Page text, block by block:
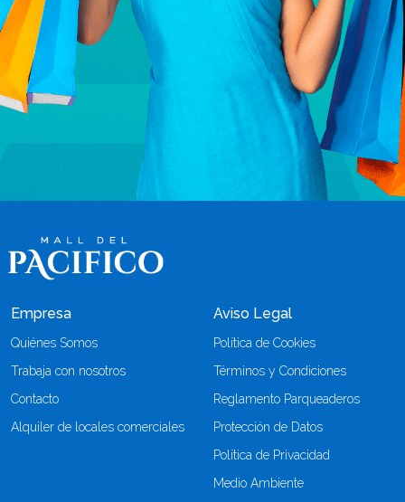
Empresa
Quiénes Somos
Trabaja con nosotros
Contacto
Alquiler de locales comerciales
Aviso Legal
Política de Cookies
Términos y Condiciones
Reglamento Parqueaderos
Protección de Datos
Política de Privacidad
Medio Ambiente